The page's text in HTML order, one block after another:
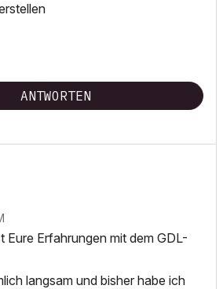
ANTWORTEN
Eure Erfahrungen mit dem GDL-
langsam und bisher habe ich